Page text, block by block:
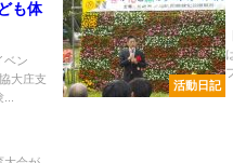
も体
ベン
大庄支
活動日記